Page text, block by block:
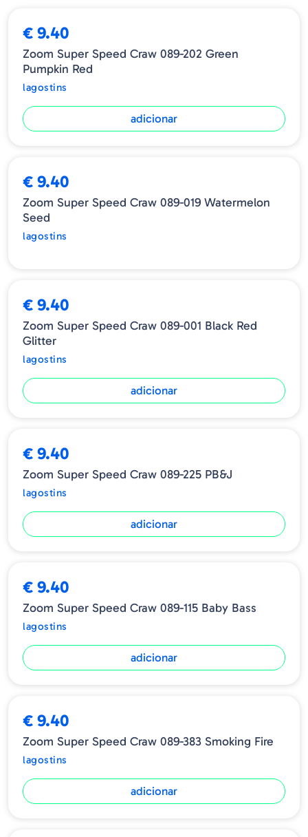
€ 9.40
Zoom Super Speed Craw 089-202 Green
Pumpkin Red
lagostins
adicionar
€ 9.40
Zoom Super Speed Craw 089-019 Watermelon
Seed
lagostins
€ 9.40
Zoom Super Speed Craw 089-001 Black Red
Glitter
lagostins
adicionar
€ 9.40
Zoom Super Speed Craw 089-225 PB&J
lagostins
adicionar
€ 9.40
Zoom Super Speed Craw 089-115 Baby Bass
lagostins
adicionar
€ 9.40
Zoom Super Speed Craw 089-383 Smoking Fire
lagostins
adicionar